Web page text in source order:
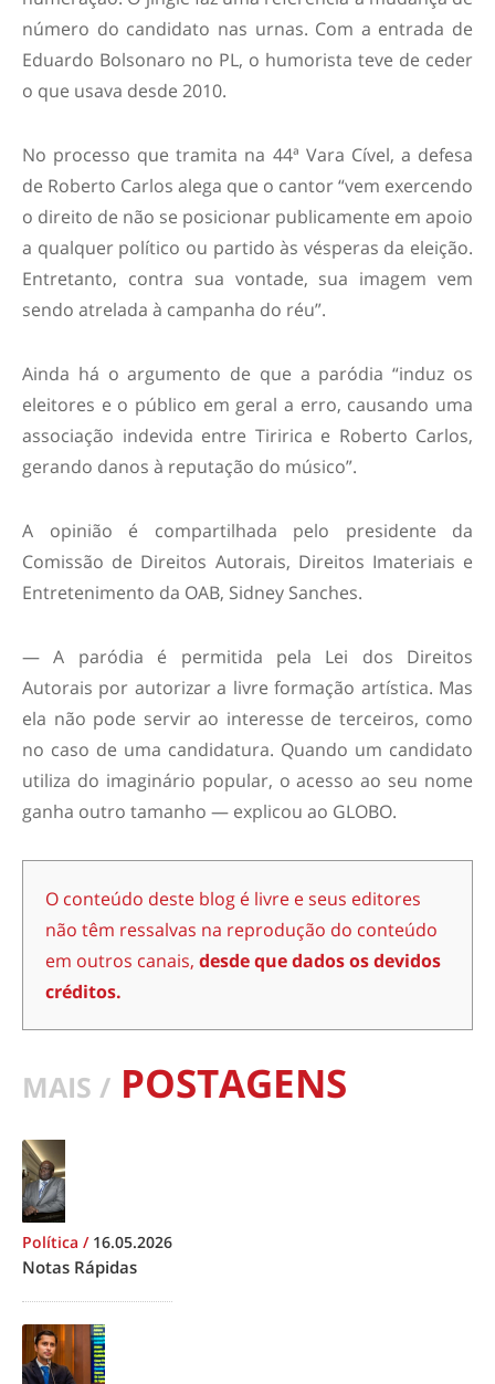
número do candidato nas urnas. Com a entrada de
Eduardo Bolsonaro no PL, o humorista teve de ceder
o que usava desde 2010.
No processo que tramita na 44ª Vara Cível, a defesa
de Roberto Carlos alega que o cantor “vem exercendo
o direito de não se posicionar publicamente em apoio
a qualquer político ou partido às vésperas da eleição.
Entretanto, contra sua vontade, sua imagem vem
sendo atrelada à campanha do réu”.
Ainda há o argumento de que a paródia “induz os
eleitores e o público em geral a erro, causando uma
associação indevida entre Tiririca e Roberto Carlos,
gerando danos à reputação do músico”.
A opinião é compartilhada pelo presidente da
Comissão de Direitos Autorais, Direitos Imateriais e
Entretenimento da OAB, Sidney Sanches.
— A paródia é permitida pela Lei dos Direitos
Autorais por autorizar a livre formação artística. Mas
ela não pode servir ao interesse de terceiros, como
no caso de uma candidatura. Quando um candidato
utiliza do imaginário popular, o acesso ao seu nome
ganha outro tamanho — explicou ao GLOBO.
O conteúdo deste blog é livre e seus editores
não têm ressalvas na reprodução do conteúdo
em outros canais, desde que dados os devidos
créditos.
MAIS / POSTAGENS
Política / 16.05.2026
Notas Rápidas